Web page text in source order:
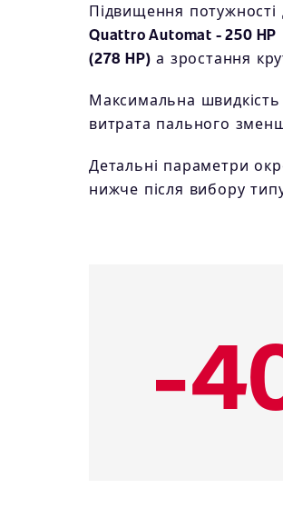
Підвищення потужності
Quattro Automat - 250 HP
(278 HP) а зростання
Максимальна швидкість
витрата пального
Детальні параметри
нижче після вибору
-